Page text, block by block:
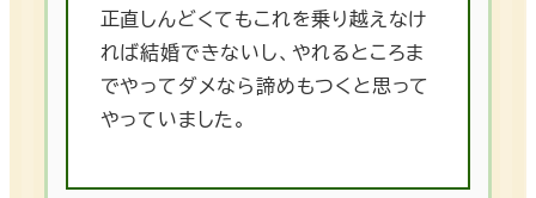
正直しんどくてもこれを乗り越えなけ
れば結婚できないし、やれるところま
でやってダメなら諦めもつくと思って
やっていました。